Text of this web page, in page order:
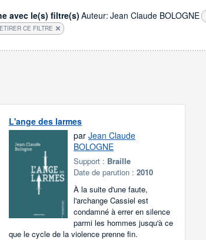
avec le(s) filtre(s) Auteur: Jean Claude BOLOGNE
CE FILTRE
L'ange des larmes
parJean Claude
BOLOGNE
Support : Braille
Date de parution :2010
À la suite d'une faute,
l'archange Cassiel est
condamné à errer en silence
parmi les hommes jusqu'à ce
que le cycle de la violence prenne fin.